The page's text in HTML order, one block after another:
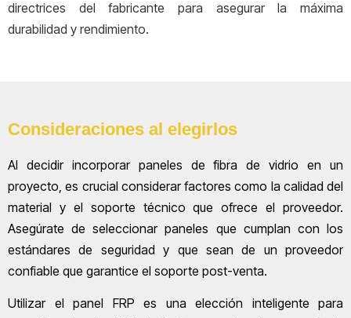
directrices del fabricante para asegurar la máxima
durabilidad y rendimiento.
Consideraciones al elegirlos
Al decidir incorporar paneles de fibra de vidrio en un
proyecto, es crucial considerar factores como la calidad del
material y el soporte técnico que ofrece el proveedor.
Asegúrate de seleccionar paneles que cumplan con los
estándares de seguridad y que sean de un proveedor
confiable que garantice el soporte post-venta.
Utilizar el panel FRP es una elección inteligente para